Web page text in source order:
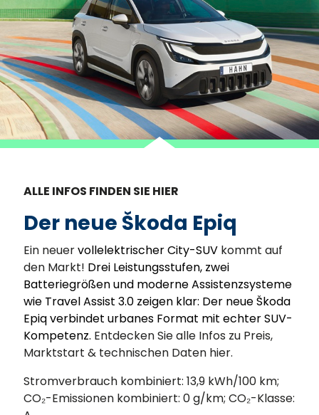
ALLE INFOS FINDEN SIE HIER
Der neue Škoda Epiq
Ein neuervollelektrischer City-SUV kommt auf
den Markt! Drei Leistungsstufen, zwei
Batteriegrößen und moderne Assistenzsysteme
wie Travel Assist 3.0 zeigen klar: Der neue Škoda
Epiq verbindet urbanes Format mit echter SUV-
Kompetenz. Entdecken Sie alle Infos zu Preis,
Marktstart & technischen Daten hier.
Stromverbrauch kombiniert: 13,9 kWh/100 km;
CO₂-Emissionen kombiniert: 0 g/km; CO₂-Klasse: